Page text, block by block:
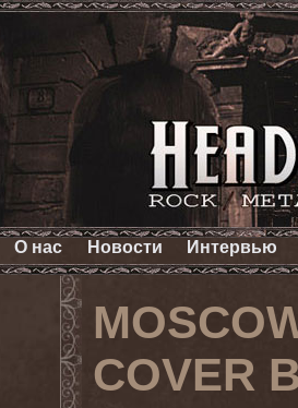
О нас Новости Интервью
COVER